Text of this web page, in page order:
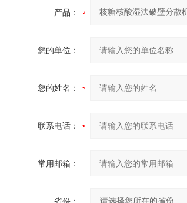
产品：
您的单位：
您的姓名：
联系电话：
常用邮箱：